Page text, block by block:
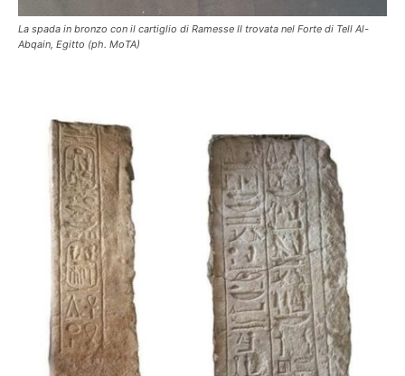
La spada in bronzo con il cartiglio di Ramesse II trovata nel Forte di Tell Al-
Abqain, Egitto (ph. MoTA)